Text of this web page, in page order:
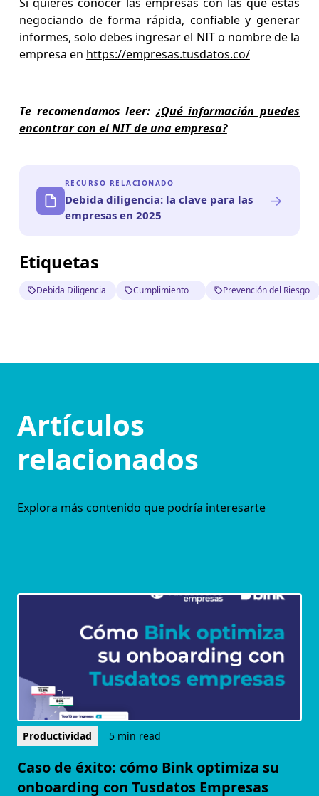
negociando de forma rápida, confiable y generar
informes, solo debes ingresar el NIT o nombre de la
empresa en https://empresas.tusdatos.co/
Te recomendamos leer:¿Qué información puedes
encontrar con el NIT de una empresa?
RECURSO RELACIONADO
Debida diligencia: la clave para las
empresas en 2025
→
Etiquetas
Debida Diligencia Cumplimiento Prevención del Riesgo
Artículos
relacionados
Explora más contenido que podría interesarte
Productividad 5 min read
Caso de éxito: cómo Bink optimiza su
onboarding con Tusdatos Empresas